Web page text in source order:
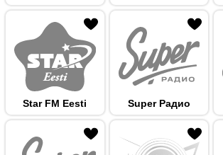
Star FM Eesti Super Радио